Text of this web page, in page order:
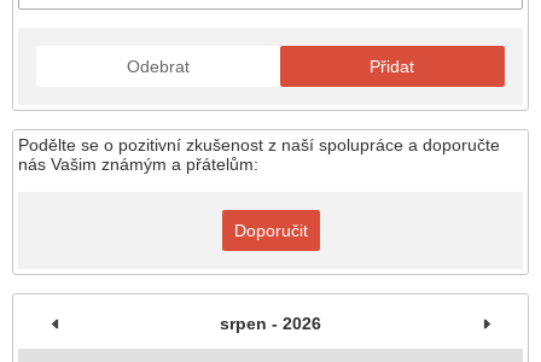
Odebrat Přidat
Podělte se o pozitivní zkušenost z naší spolupráce a doporučte
nás Vašim známým a přátelům:
Doporučit
srpen - 2026